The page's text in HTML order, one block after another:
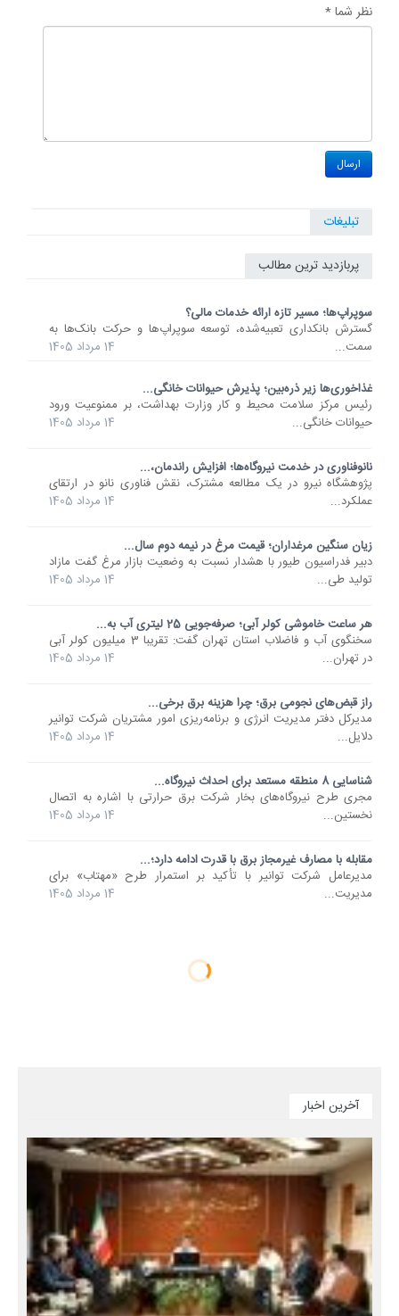
نظر شما *
تبلیغات
پربازدید ترین مطالب
سوپراپ‌ها؛ مسیر تازه ارائه خدمات مالی؟
گسترش بانکداری تعبیه‌شده، توسعه سوپراپ‌ها و حرکت بانک‌ها به
سمت...
14 مرداد 1405
غذاخوری‌ها زیر ذره‌بین؛ پذیرش حیوانات خانگی...
رئیس مرکز سلامت محیط و کار وزارت بهداشت، بر ممنوعیت ورود
حیوانات خانگی...
14 مرداد 1405
نانوفناوری در خدمت نیروگاه‌ها؛ افزایش راندمان،...
پژوهشگاه نیرو در یک مطالعه مشترک، نقش فناوری نانو در ارتقای
عملکرد...
14 مرداد 1405
زیان سنگین مرغداران؛ قیمت مرغ در نیمه دوم سال...
دبیر فدراسیون طیور با هشدار نسبت به وضعیت بازار مرغ گفت مازاد
تولید طی...
14 مرداد 1405
هر ساعت خاموشی کولر آبی؛ صرفه‌جویی 25 لیتری آب به...
سخنگوی آب و فاضلاب استان تهران گفت: تقریبا 3 میلیون کولر آبی
در تهران...
14 مرداد 1405
راز قبض‌های نجومی برق؛ چرا هزینه برق برخی...
مدیرکل دفتر مدیریت انرژی و برنامه‌ریزی امور مشتریان شرکت توانیر
دلایل...
14 مرداد 1405
شناسایی 8 منطقه مستعد برای احداث نیروگاه...
مجری طرح نیروگاه‌های بخار شرکت برق حرارتی با اشاره به اتصال
نخستین...
14 مرداد 1405
مقابله با مصارف غیرمجاز برق با قدرت ادامه دارد؛...
مدیرعامل شرکت توانیر با تأکید بر استمرار طرح «مهتاب» برای
مدیریت...
14 مرداد 1405
آخرین اخبار